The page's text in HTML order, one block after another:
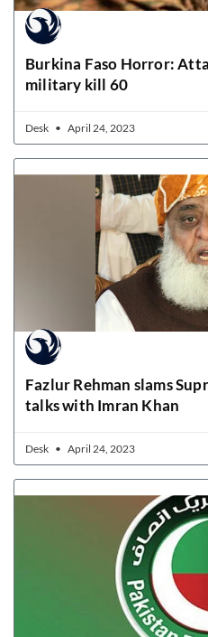
Burkina Faso Horror:
military kill 60
Desk April 24, 2023
Fazlur Rehman slams
talks with Imran Khan
Desk April 24, 2023